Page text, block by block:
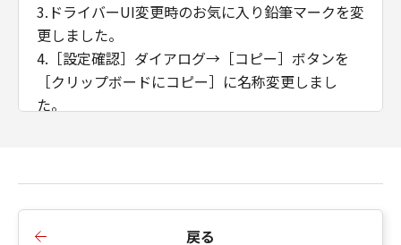
3.ドライバーUI変更時のお気に入り鉛筆マークを変
更しました。
4.［設定確認］ダイアログ→［コピー］ボタンを
［クリップボードにコピー］に名称変更しまし
た。
戻る